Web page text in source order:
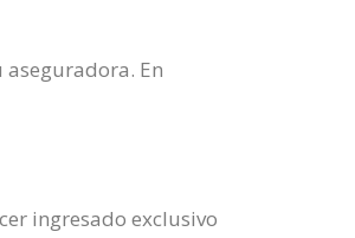
En
ingresado exclusivo